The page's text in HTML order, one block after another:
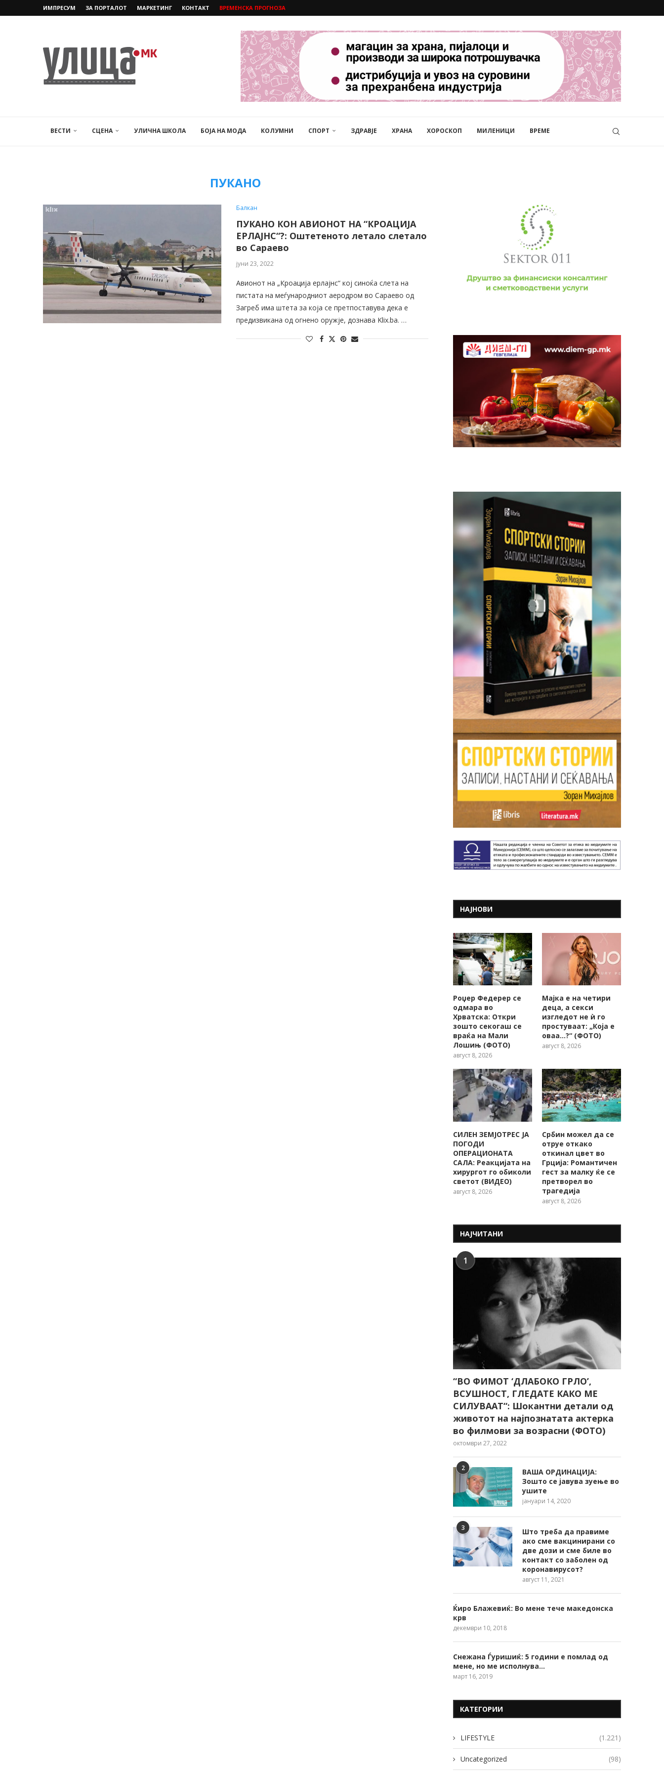
ИМПРЕСУМ ЗА ПОРТАЛОТ МАРКЕТИНГ КОНТАКТ ВРЕМЕНСКА ПРОГНОЗА
ВЕСТИ СЦЕНА УЛИЧНА ШКОЛА БОЈА НА МОДА КОЛУМНИ СПОРТ ЗДРАВЈЕ ХРАНА ХОРОСКОП МИЛЕНИЦИ ВРЕМЕ
ПУКАНO
Балкан
ПУКАНО КОН АВИОНОТ НА “КРОАЦИЈА
ЕРЛАЈНС“?: Оштетеното летало слетало
во Сараево
јуни 23, 2022
Авионот на „Кроација ерлајнс“ кој синоќа слета на
пистата на меѓународниот аеродром во Сараево од
Загреб има штета за која се претпоставува дека е
предизвикана од огнено оружје, дознава Klix.ba. …
НАЈНОВИ
Роџер Федерер се
одмара во
Хрватска: Откри
зошто секогаш се
враќа на Мали
Лошињ (ФОТО)
август 8, 2026
Мајка е на четири
деца, а секси
изгледот не ѝ го
простуваат: „Која е
оваа…?“ (ФОТО)
август 8, 2026
СИЛЕН ЗЕМЈОТРЕС ЈА
ПОГОДИ
ОПЕРАЦИОНАТА
САЛА: Реакцијата на
хирургот го обиколи
светот (ВИДЕО)
август 8, 2026
Србин можел да се
отруе откако
откинал цвет во
Грција: Романтичен
гест за малку ќе се
претворел во
трагедија
август 8, 2026
НАЈЧИТАНИ
1
“ВО ФИМОТ ‘ДЛАБОКО ГРЛО’,
ВСУШНОСТ, ГЛЕДАТЕ КАКО МЕ
СИЛУВААТ“: Шокантни детали од
животот на најпознатата актерка
во филмови за возрасни (ФОТО)
октомври 27, 2022
2
ВАША ОРДИНАЦИЈА:
Зошто се јавува зуење во
ушите
јануари 14, 2020
3
Што треба да правиме
ако сме вакцинирани со
две дози и сме биле во
контакт со заболен од
коронавирусот?
август 11, 2021
Ќиро Блажевиќ: Во мене тече македонска
крв
декември 10, 2018
Снежана Ѓуришиќ: 5 години е помлад од
мене, но ме исполнува…
март 16, 2019
КАТЕГОРИИ
LIFESTYLE (1.221)
Uncategorized (98)